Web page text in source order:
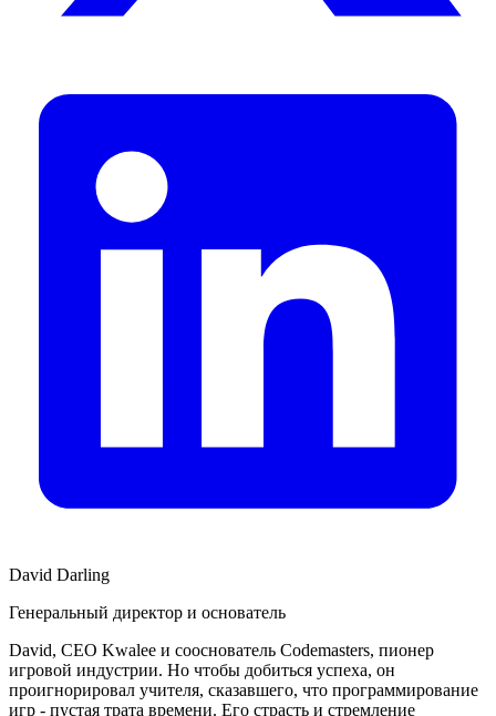
David Darling
Генеральный директор и основатель
David, CEO Kwalee и сооснователь Codemasters, пионер
игровой индустрии. Но чтобы добиться успеха, он
проигнорировал учителя, сказавшего, что программирование
игр - пустая трата времени. Его страсть и стремление